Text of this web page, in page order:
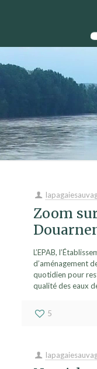
Zoom
L’EPAB,
d’aménagement
quotidien pour
qualité des eaux
5